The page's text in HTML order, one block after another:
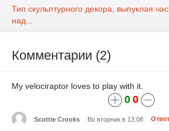
Тип скульптурного декора, выпуклая
над...
Комментарии (2)
My velociraptor loves to play with it.
0 0
Scottie Crooks Во вторник в 13:08